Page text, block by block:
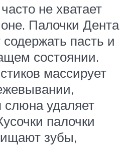
не хватает
Палочки Дента
пасть и
состоянии.
массирует
удаляет
палочки
зубы,